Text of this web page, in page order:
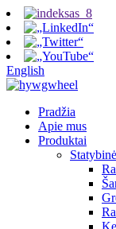
English
Pradžia
Apie mus
Produktai